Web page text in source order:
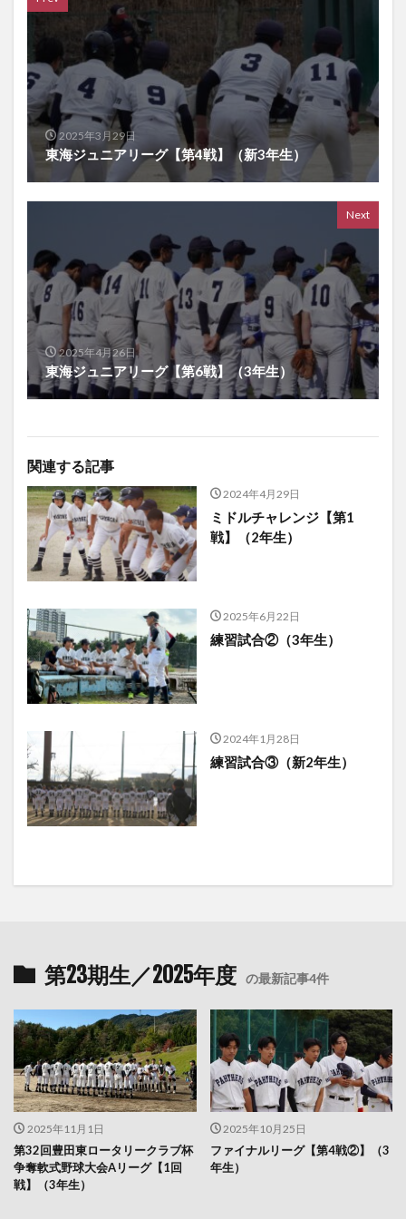
2025年3月29日
東海ジュニアリーグ【第4戦】（新3年生）
Next
2025年4月26日
東海ジュニアリーグ【第6戦】（3年生）
関連する記事
2024年4月29日
ミドルチャレンジ【第1
戦】（2年生）
2025年6月22日
練習試合②（3年生）
2024年1月28日
練習試合③（新2年生）
第23期生／2025年度 の最新記事4件
2025年11月1日
第32回豊田東ロータリークラブ杯
争奪軟式野球大会Aリーグ【1回
戦】（3年生）
2025年10月25日
ファイナルリーグ【第4戦②】（3
年生）